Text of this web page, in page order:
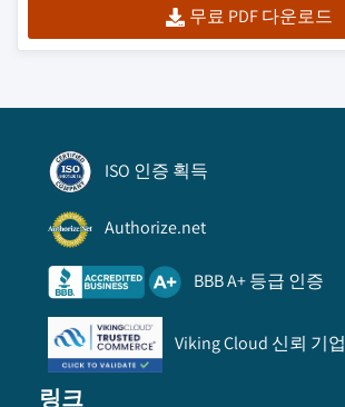
무료 PDF 다운로드
ISO 인증 획득
Authorize.net
BBB A+ 등급 인증
Viking Cloud 신뢰 기업
링크